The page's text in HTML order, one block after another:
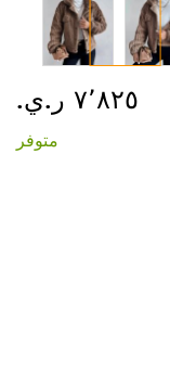
إلى
معرض
٧٬٨٢٥ ر.ي.‏
متوفر